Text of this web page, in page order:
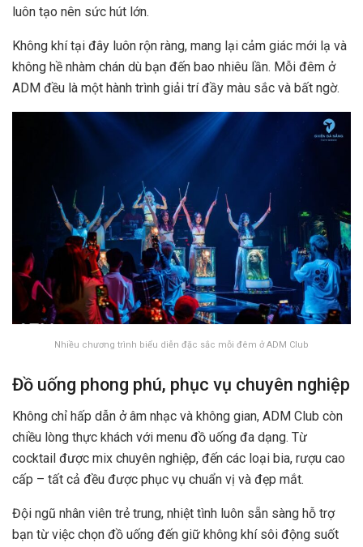
luôn tạo nên sức hút lớn.
Không khí tại đây luôn rộn ràng, mang lại cảm giác mới lạ và
không hề nhàm chán dù bạn đến bao nhiêu lần. Mỗi đêm ở
ADM đều là một hành trình giải trí đầy màu sắc và bất ngờ.
Nhiều chương trình biểu diễn đặc sắc mỗi đêm ở ADM Club
Đồ uống phong phú, phục vụ chuyên nghiệp
Không chỉ hấp dẫn ở âm nhạc và không gian, ADM Club còn
chiều lòng thực khách với menu đồ uống đa dạng. Từ
cocktail được mix chuyên nghiệp, đến các loại bia, rượu cao
cấp – tất cả đều được phục vụ chuẩn vị và đẹp mắt.
Đội ngũ nhân viên trẻ trung, nhiệt tình luôn sẵn sàng hỗ trợ
bạn từ việc chọn đồ uống đến giữ không khí sôi động suốt